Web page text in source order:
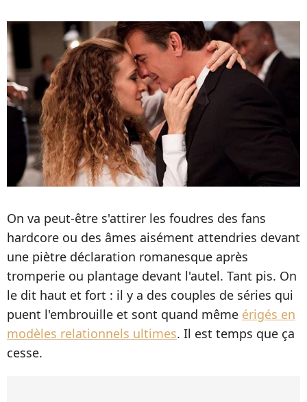
On va peut-être s'attirer les foudres des fans
hardcore ou des âmes aisément attendries devant
une piètre déclaration romanesque après
tromperie ou plantage devant l'autel. Tant pis. On
le dit haut et fort : il y a des couples de séries qui
puent l'embrouille et sont quand même érigés en
modèles relationnels ultimes. Il est temps que ça
cesse.